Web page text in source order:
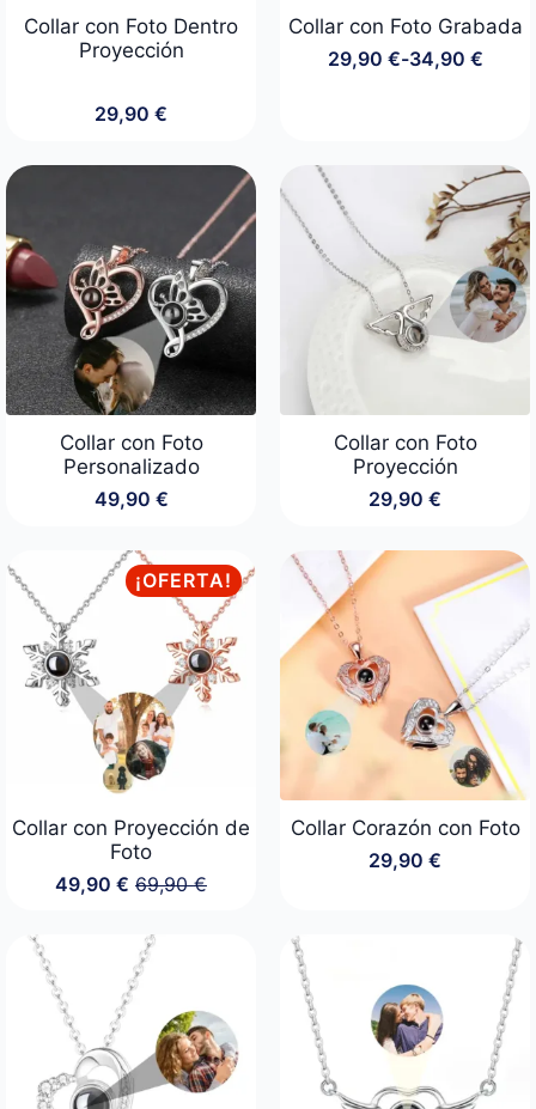
Collar con Foto Dentro
Proyección
29,90 €
Collar con Foto Grabada
29,90 €-34,90 €
Rango
hasta
34,90 €
Collar con Foto
Personalizado
49,90 €
Collar con Foto
Proyección
29,90 €
¡OFERTA!
Collar con Proyección de
Foto
69,90€
El
original
era:
69,90 €.
49,90€ El
actual
es:
49,90 €.
Collar Corazón con Foto
29,90 €